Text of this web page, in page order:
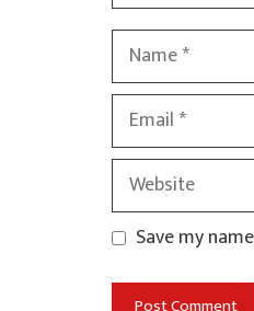
Name
Email
Website
Save my